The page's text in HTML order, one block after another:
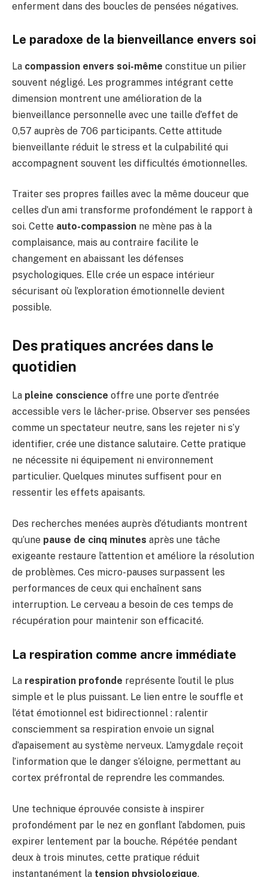
enferment dans des boucles de pensées négatives.
Le paradoxe de la bienveillance envers soi
La compassion envers soi-même constitue un pilier
souvent négligé. Les programmes intégrant cette
dimension montrent une amélioration de la
bienveillance personnelle avec une taille d’effet de
0,57 auprès de 706 participants. Cette attitude
bienveillante réduit le stress et la culpabilité qui
accompagnent souvent les difficultés émotionnelles.
Traiter ses propres failles avec la même douceur que
celles d’un ami transforme profondément le rapport à
soi. Cette auto-compassion ne mène pas à la
complaisance, mais au contraire facilite le
changement en abaissant les défenses
psychologiques. Elle crée un espace intérieur
sécurisant où l’exploration émotionnelle devient
possible.
Des pratiques ancrées dans le
quotidien
La pleine conscience offre une porte d’entrée
accessible vers le lâcher-prise. Observer ses pensées
comme un spectateur neutre, sans les rejeter ni s’y
identifier, crée une distance salutaire. Cette pratique
ne nécessite ni équipement ni environnement
particulier. Quelques minutes suffisent pour en
ressentir les effets apaisants.
Des recherches menées auprès d’étudiants montrent
qu’une pause de cinq minutes après une tâche
exigeante restaure l’attention et améliore la résolution
de problèmes. Ces micro-pauses surpassent les
performances de ceux qui enchaînent sans
interruption. Le cerveau a besoin de ces temps de
récupération pour maintenir son efficacité.
La respiration comme ancre immédiate
La respiration profonde représente l’outil le plus
simple et le plus puissant. Le lien entre le souffle et
l’état émotionnel est bidirectionnel : ralentir
consciemment sa respiration envoie un signal
d’apaisement au système nerveux. L’amygdale reçoit
l’information que le danger s’éloigne, permettant au
cortex préfrontal de reprendre les commandes.
Une technique éprouvée consiste à inspirer
profondément par le nez en gonflant l’abdomen, puis
expirer lentement par la bouche. Répétée pendant
deux à trois minutes, cette pratique réduit
instantanément la tension physiologique.